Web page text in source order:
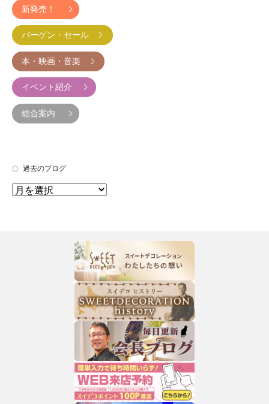
新発売！
バーゲン・セール
本・映画・音楽
イベント紹介
総合案内
過去のブログ